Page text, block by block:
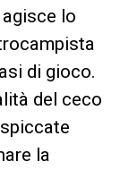
lo
di gioco.
del ceco
la